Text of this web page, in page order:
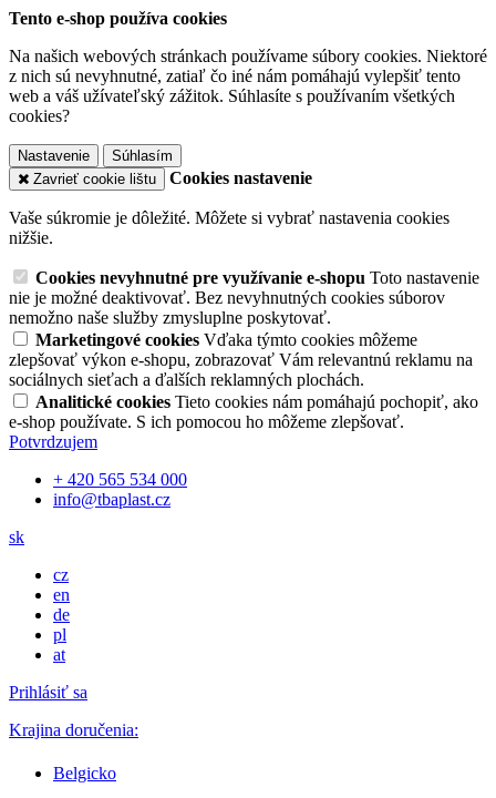
Tento e-shop používa cookies
Na našich webových stránkach používame súbory cookies. Niektoré
z nich sú nevyhnutné, zatiaľ čo iné nám pomáhajú vylepšiť tento
web a váš užívateľský zážitok. Súhlasíte s používaním všetkých
cookies?
Nastavenie
Súhlasím
Zavrieť cookie lištu
Cookies nastavenie
Vaše súkromie je dôležité. Môžete si vybrať nastavenia cookies
nižšie.
Cookies nevyhnutné pre využívanie e-shopu Toto nastavenie
nie je možné deaktivovať. Bez nevyhnutných cookies súborov
nemožno naše služby zmysluplne poskytovať.
Marketingové cookies Vďaka týmto cookies môžeme
zlepšovať výkon e-shopu, zobrazovať Vám relevantnú reklamu na
sociálnych sieťach a ďalších reklamných plochách.
Analitické cookies Tieto cookies nám pomáhajú pochopiť, ako
e-shop používate. S ich pomocou ho môžeme zlepšovať.
Potvrdzujem
+ 420 565 534 000
info@tbaplast.cz
sk
cz
en
de
pl
at
Prihlásiť sa
Krajina doručenia:
Belgicko